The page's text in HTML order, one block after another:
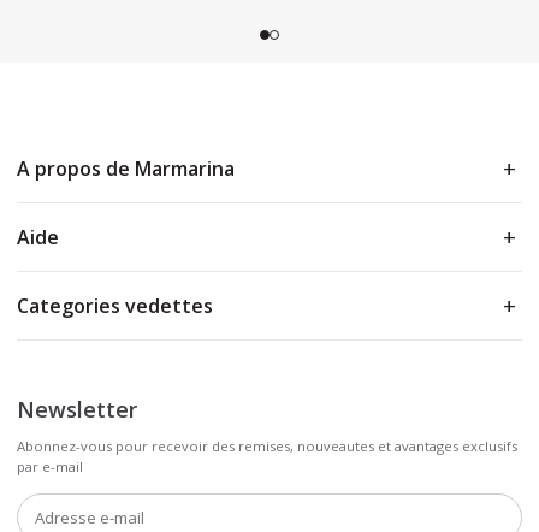
A propos de Marmarina
Aide
Categories vedettes
Newsletter
Abonnez-vous pour recevoir des remises, nouveautes et avantages exclusifs
par e-mail